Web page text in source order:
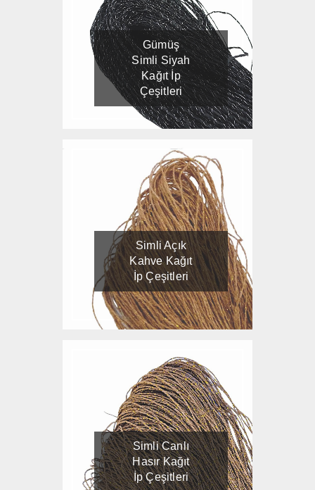
Gümüş
Simli Siyah
Kağıt İp
Çeşitleri
Simli Açık
Kahve Kağıt
İp Çeşitleri
Simli Canlı
Hasır Kağıt
İp Çeşitleri